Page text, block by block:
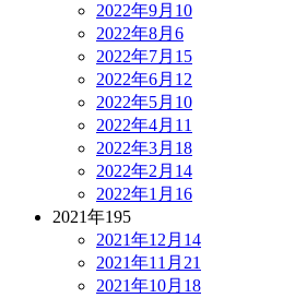
2022年9月 10
2022年8月 6
2022年7月 15
2022年6月 12
2022年5月 10
2022年4月 11
2022年3月 18
2022年2月 14
2022年1月 16
2021年195
2021年12月 14
2021年11月 21
2021年10月 18